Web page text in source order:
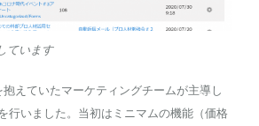
ています
えていたマーケティングチームが主導し
行いました。当初はミニマムの機能（価格